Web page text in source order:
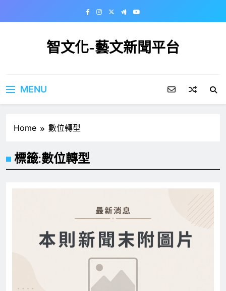
智文化-藝文新聞平台
MENU
Home 數位轉型
標籤:數位轉型